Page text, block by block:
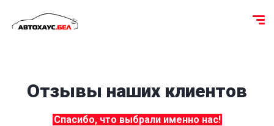
Отзывы наших клиентов
Спасибо, что выбрали именно нас!